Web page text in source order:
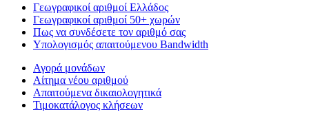
Γεωγραφικοί αριθμοί Ελλάδος
Γεωγραφικοί αριθμοί 50+ χωρών
Πως να συνδέσετε τον αριθμό σας
Υπολογισμός απαιτούμενου Bandwidth
Αγορά μονάδων
Αίτημα νέου αριθμού
Απαιτούμενα δικαιολογητικά
Τιμοκατάλογος κλήσεων